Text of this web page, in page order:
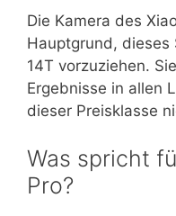
Die Kamera des
Hauptgrund, dieses
14T vorzuziehen.
Ergebnisse in allen
dieser Preisklasse
Was spricht
Pro?